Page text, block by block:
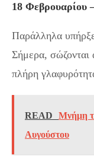
18 Φεβρουαρίου
Παράλληλα
Σήμερα, σώζονται
πλήρη
READ
Μνήμη
Αυγούστου